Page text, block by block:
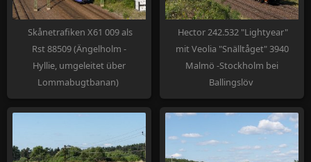
Skånetrafiken X61 009 als
Rst 88509 (Ängelholm -
Hyllie, umgeleitet über
Lommabugtbanan)
Hector 242.532 "Lightyear"
mit Veolia "Snälltåget" 3940
Malmö -Stockholm bei
Ballingslöv